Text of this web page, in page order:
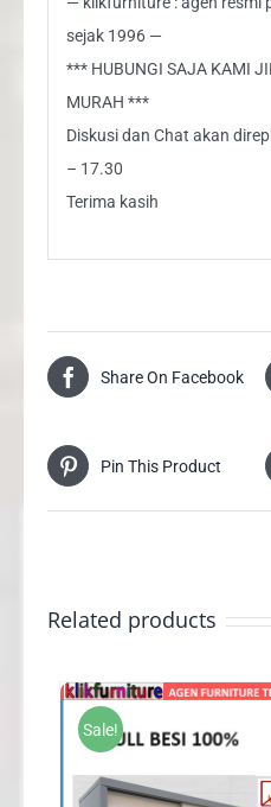
sejak 1996 —
*** HUBUNGI SAJA KAMI
MURAH ***
Diskusi dan Chat akan
– 17.30
Terima kasih
Share On Facebook
Pin This Product
Related products
Sale!